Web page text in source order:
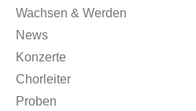
Wachsen & Werden
News
Konzerte
Chorleiter
Proben